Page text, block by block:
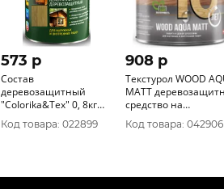
573 p
Состав
деревозащитный
"CoIorika&Tex" 0, 8кг
сосна
Код товара: 022899
908 p
Текстурол WOOD
MATT
средство на
вод.основе Сосна 0,
Код товара: 042906